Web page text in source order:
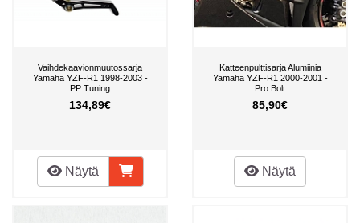
Vaihdekaavionmuutossarja
Yamaha YZF-R1 1998-2003 -
PP Tuning
134,89€
Näytä
Katteenpulttisarja Alumiinia
Yamaha YZF-R1 2000-2001 -
Pro Bolt
85,90€
Näytä